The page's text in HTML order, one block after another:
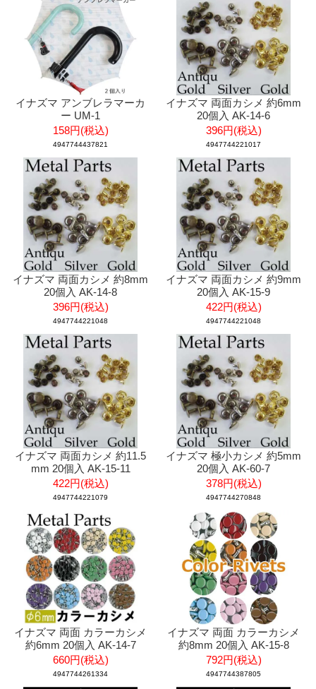
イナズマ アンブレラマーカ
ー UM-1
158円(税込)
4947744437821
イナズマ 両面カシメ 約6mm
20個入 AK-14-6
396円(税込)
4947744221017
イナズマ 両面カシメ 約8mm
20個入 AK-14-8
396円(税込)
4947744221048
イナズマ 両面カシメ 約9mm
20個入 AK-15-9
422円(税込)
4947744221048
イナズマ 両面カシメ 約11.5
mm 20個入 AK-15-11
422円(税込)
4947744221079
イナズマ 極小カシメ 約5mm
20個入 AK-60-7
378円(税込)
4947744270848
イナズマ 両面 カラーカシメ
約6mm 20個入 AK-14-7
660円(税込)
4947744261334
イナズマ 両面 カラーカシメ
約8mm 20個入 AK-15-8
792円(税込)
4947744387805